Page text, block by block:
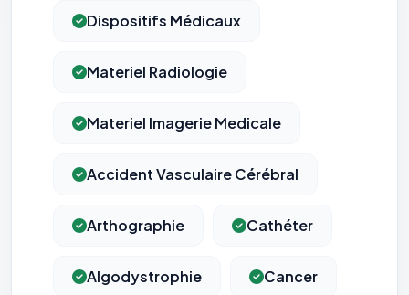
Dispositifs Médicaux
Materiel Radiologie
Materiel Imagerie Medicale
Accident Vasculaire Cérébral
Arthographie Cathéter
Algodystrophie Cancer